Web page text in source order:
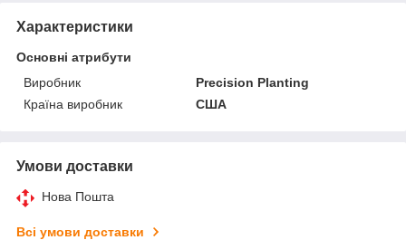
Характеристики
Основні атрибути
Виробник
Precision Planting
Країна виробник
США
Умови доставки
Нова Пошта
Всі умови доставки